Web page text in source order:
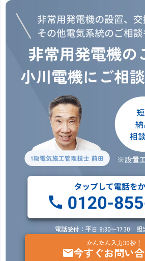
電話受付：平日 8:30〜17:30 担
かんたん入力30秒！
今すぐお問い